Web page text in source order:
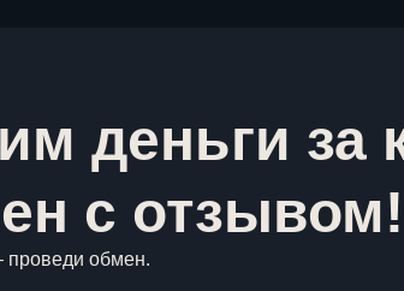
деньги за
с отзывом!
проведи обмен.